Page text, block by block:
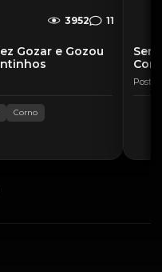
3952 11
Gozar e Gozou
Corno